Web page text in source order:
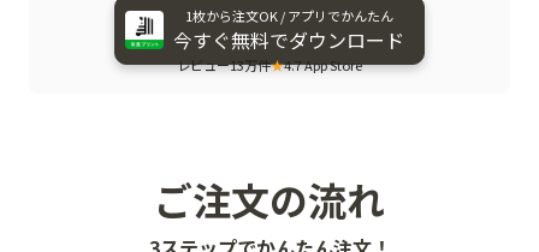
1枚から​注文OK / アプリで​かんたん
今すぐ​無料で​ダウンロード
レビュー13万件★4.7 App Store
ご注文の流れ